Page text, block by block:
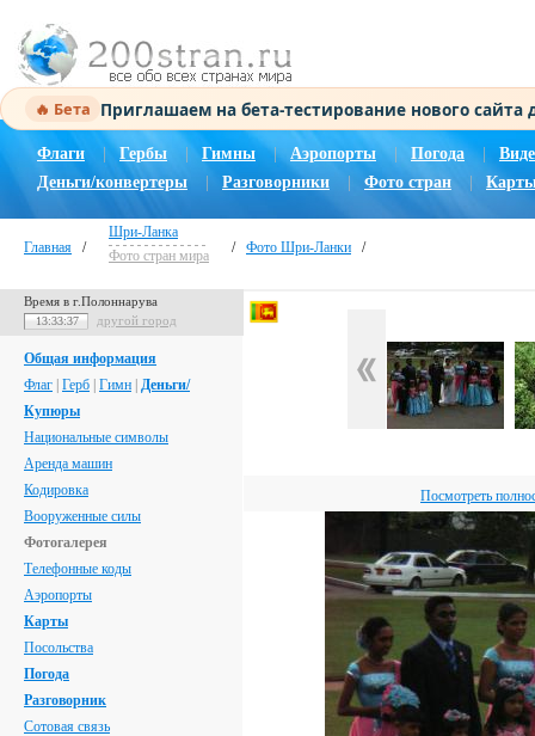
🔥 Бета Приглашаем на бета-тестирование нового
Флаги Гербы Гимны | Аэропорты Погода |
Деньги/конвертеры
Разговорники Фото стран
Главная /
Шри-Ланка
Фото стран мира
/ Фото Шри-Ланки /
Время в г.Полоннарува
13:33:38 другой город
Общая информация
Флаг Герб Гимн Деньги/
Купюры
Национальные символы
Аренда машин
Кодировка
Вооруженные силы
Фотогалерея
Телефонные коды
Аэропорты
Карты
Посольства
Погода
Разговорник
Сотовая связь
Посмотреть